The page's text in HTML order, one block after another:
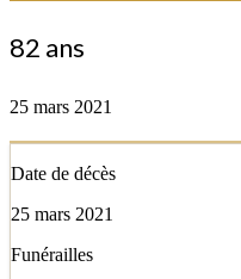
82 ans
25 mars 2021
Date de décès
25 mars 2021
Funérailles